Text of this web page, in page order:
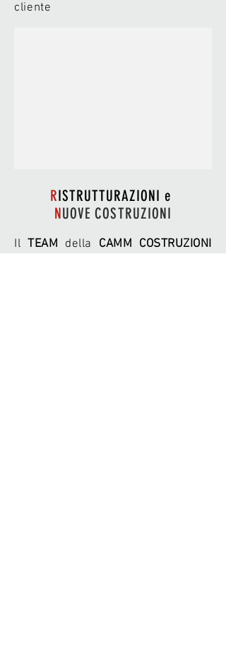
RISTRUTTURAZIONI e
NUOVE COSTRUZIONI
cliente
IlTEAM della CAMM COSTRUZIONI